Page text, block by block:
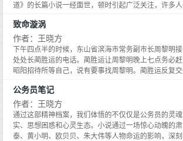
道》的长篇小说一经面世，顿时引起广泛关注，许多人
自己。而他对作者何许人竟然一无所知，这极大地诱发
心。为了弄清何许人究竟是何许人也，他开始在回忆中
想到，这竟是一次生与死的考验……
致命漩涡
作者：王晓方
下午四点半的时候，东山省滨海市常务副市长周黎明
处处长蔺胜运的电话。蔺胜运让周黎明晚上七点务必
昭阳招待所等自己，说有要事找周黎明。蔺胜运反复交
开车，而且不能开自己的滨字四号车，还不能带工作人
和办公室的人知道周黎明去了哪儿。蔺胜运特别交代周
代，而且是非常时期，行事一定要小心谨慎，否则，
不必要的麻烦，所以，周黎明来到昭阳招待所后，不
给他打电话。
公务员笔记
作者：王晓方
通过这部精神档案，我们体悟的不仅仅是公务员的灵
实、思想困惑和心灵生态。小说通过一场惊心动魄的
泰、黄小明、欧贝贝、朱大伟等人物命运的影响，深刻